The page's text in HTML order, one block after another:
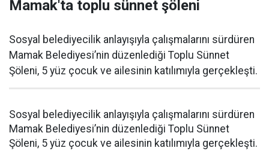
Mamak'ta toplu sünnet şöleni
Sosyal belediyecilik anlayışıyla çalışmalarını sürdüren
Mamak Belediyesi’nin düzenlediği Toplu Sünnet
Şöleni, 5 yüz çocuk ve ailesinin katılımıyla gerçekleşti.
Sosyal belediyecilik anlayışıyla çalışmalarını sürdüren
Mamak Belediyesi’nin düzenlediği Toplu Sünnet
Şöleni, 5 yüz çocuk ve ailesinin katılımıyla gerçekleşti.